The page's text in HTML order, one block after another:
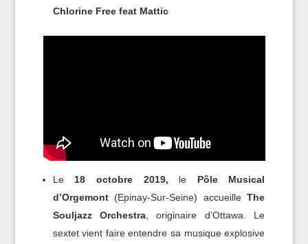
Chlorine Free feat Mattic
Le 18 octobre 2019, le Pôle Musical
d’Orgemont(Epinay-Sur-Seine) accueilleThe
Souljazz Orchestra , originaire d’Ottawa. Le
sextet vient faire entendre sa musique explosive